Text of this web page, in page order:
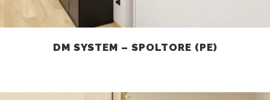
DM SYSTEM – SPOLTORE (PE)